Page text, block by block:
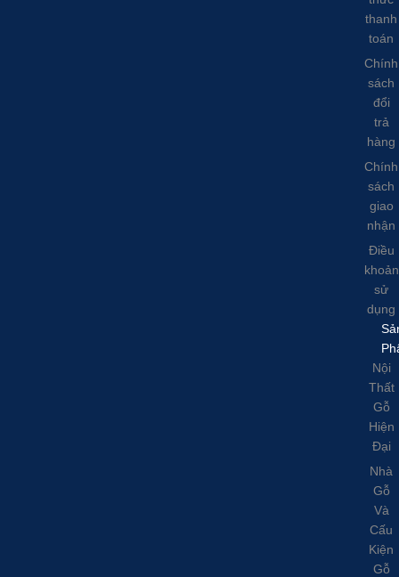
thanh
toán
Chính
sách
đổi
trả
hàng
Chính
sách
giao
nhận
Điều
khoản
sử
dụng
Nội
Thất
Gỗ
Hiện
Đại
Nhà
Gỗ
Và
Cấu
Kiện
Gỗ